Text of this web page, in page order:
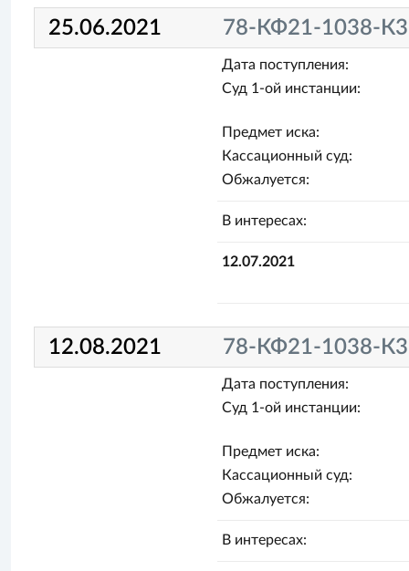
25.06.2021 78-КФ21-1038-
Дата поступления:
Суд 1-ой инстанции:
Предмет иска:
Кассационный суд:
Обжалуется:
В интересах:
12.07.2021
12.08.2021 78-КФ21-1038-
Дата поступления:
Суд 1-ой инстанции:
Предмет иска:
Кассационный суд:
Обжалуется:
В интересах: